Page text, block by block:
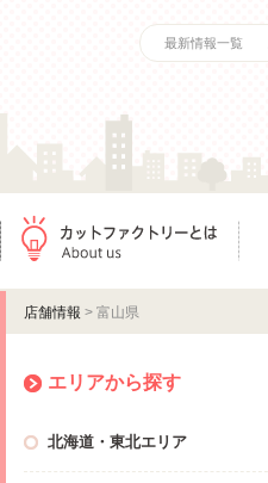
最新情報一覧
店舗情報 > 富山県
エリアから探す
北海道・東北エリア